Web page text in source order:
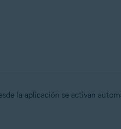
la aplicación se activan